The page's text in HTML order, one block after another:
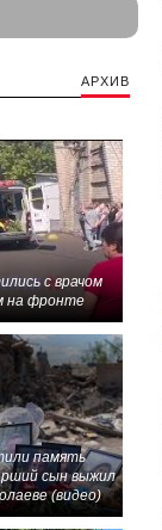
АРХИВ
с врачом
на фронте
память
сын выжил
(видео)